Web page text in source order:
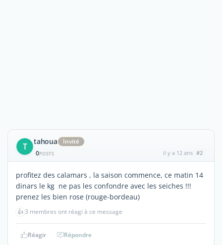
T tahoua
Invité
0POSTS il y a 12 ans #2
profitez des calamars , la saison commence, ce matin 14
dinars le kg ne pas les confondre avec les seiches !!!
prenez les bien rose (rouge-bordeau)
👍3 membres ont réagi à ce message
Réagir Répondre